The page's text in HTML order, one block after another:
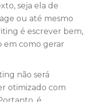
seja ela de
ou até mesmo
é escrever bem,
em como gerar
não será
otimizado com